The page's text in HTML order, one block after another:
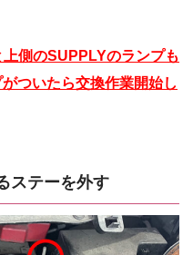
側のSUPPLYのランプも
ついたら交換作業開始し
ステーを外す